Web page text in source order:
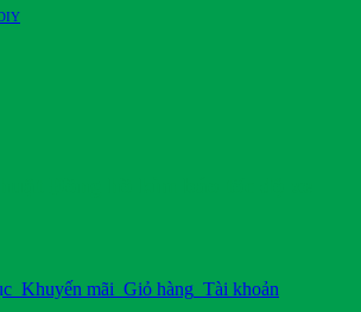
Khuyến mãi Giỏ hàng Tài khoản